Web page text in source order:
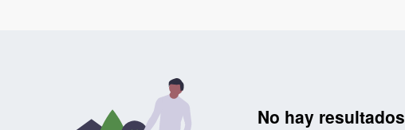
No hay resultados